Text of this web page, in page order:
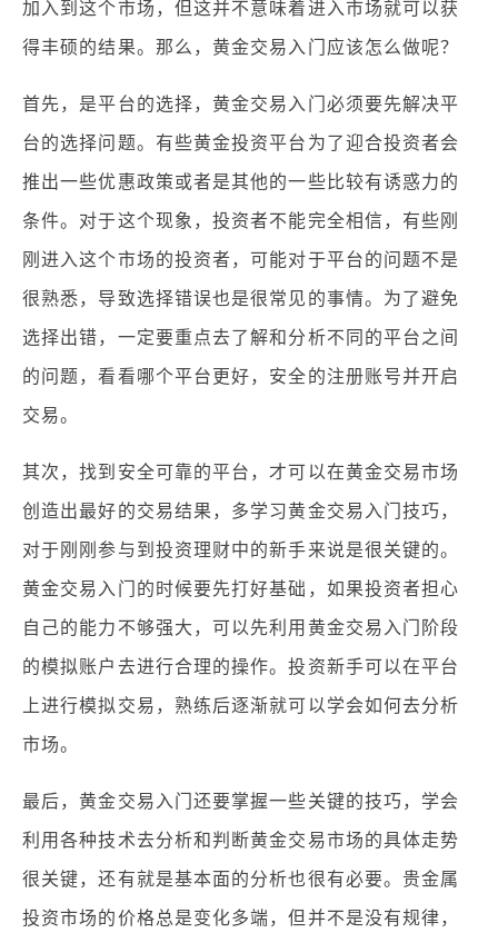
加入到这个市场，但这并不意味着进入市场就可以获
得丰硕的结果。那么，黄金交易入门应该怎么做呢？
首先，是平台的选择，黄金交易入门必须要先解决平
台的选择问题。有些黄金投资平台为了迎合投资者会
推出一些优惠政策或者是其他的一些比较有诱惑力的
条件。对于这个现象，投资者不能完全相信，有些刚
刚进入这个市场的投资者，可能对于平台的问题不是
很熟悉，导致选择错误也是很常见的事情。为了避免
选择出错，一定要重点去了解和分析不同的平台之间
的问题，看看哪个平台更好，安全的注册账号并开启
交易。
其次，找到安全可靠的平台，才可以在黄金交易市场
创造出最好的交易结果，多学习黄金交易入门技巧，
对于刚刚参与到投资理财中的新手来说是很关键的。
黄金交易入门的时候要先打好基础，如果投资者担心
自己的能力不够强大，可以先利用黄金交易入门阶段
的模拟账户去进行合理的操作。投资新手可以在平台
上进行模拟交易，熟练后逐渐就可以学会如何去分析
市场。
最后，黄金交易入门还要掌握一些关键的技巧，学会
利用各种技术去分析和判断黄金交易市场的具体走势
很关键，还有就是基本面的分析也很有必要。贵金属
投资市场的价格总是变化多端，但并不是没有规律，